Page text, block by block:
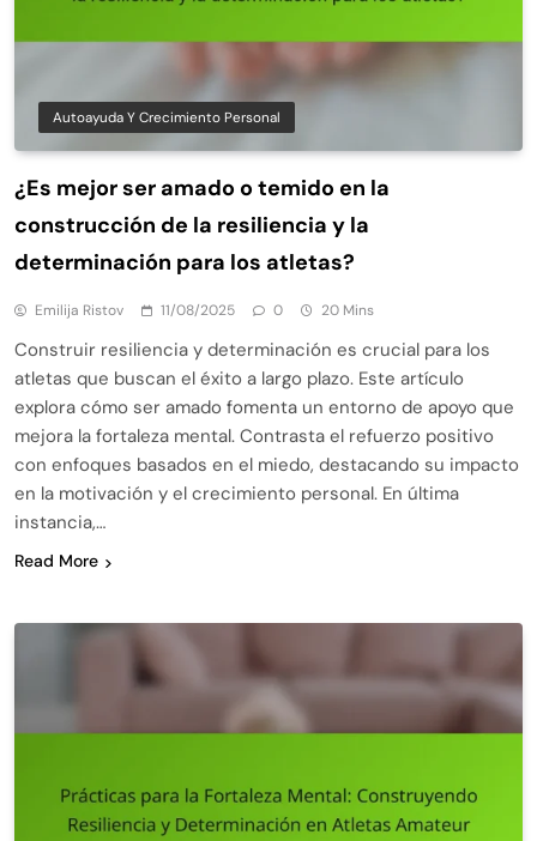
Autoayuda Y Crecimiento Personal
¿Es mejor ser amado o temido en la
construcción de la resiliencia y la
determinación para los atletas?
Emilija Ristov 11/08/2025 0 20 Mins
Construir resiliencia y determinación es crucial para los
atletas que buscan el éxito a largo plazo. Este artículo
explora cómo ser amado fomenta un entorno de apoyo que
mejora la fortaleza mental. Contrasta el refuerzo positivo
con enfoques basados en el miedo, destacando su impacto
en la motivación y el crecimiento personal. En última
instancia,…
Read More